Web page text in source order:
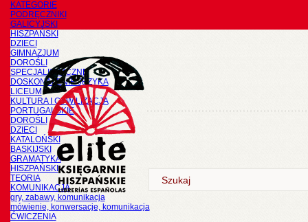
KATEGORIE
PODRĘCZNIKI
GALICYJSKI
HISZPAŃSKI
DZIECI
GIMNAZJUM
DOROŚLI
SPECJALISTYCZNE
DOSKONALENIE JĘZYKA
LICEUM
KULTURA I CYWILIZACJA
PORTUGALSKIE
DOROŚLI
DZIECI
KATALOŃSKI
BASKIJSKI
GRAMATYKA
HISZPAŃSKI
TEORIA
KOMUNIKACJA
gry, zabawy, komunikacja
mówienie, konwersacje, komunikacja
ĆWICZENIA